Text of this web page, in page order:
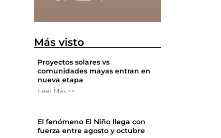
Más visto
Proyectos solares vs
comunidades mayas entran en
nueva etapa
Leer Más >>
El fenómeno El Niño llega con
fuerza entre agosto y octubre